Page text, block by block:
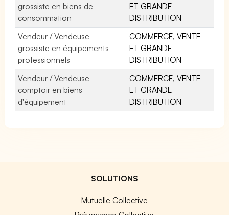
grossiste en biens de
consommation
ET GRANDE
DISTRIBUTION
Vendeur / Vendeuse
grossiste en équipements
professionnels
COMMERCE, VENTE
ET GRANDE
DISTRIBUTION
Vendeur / Vendeuse
comptoir en biens
d'équipement
COMMERCE, VENTE
ET GRANDE
DISTRIBUTION
SOLUTIONS
Mutuelle Collective